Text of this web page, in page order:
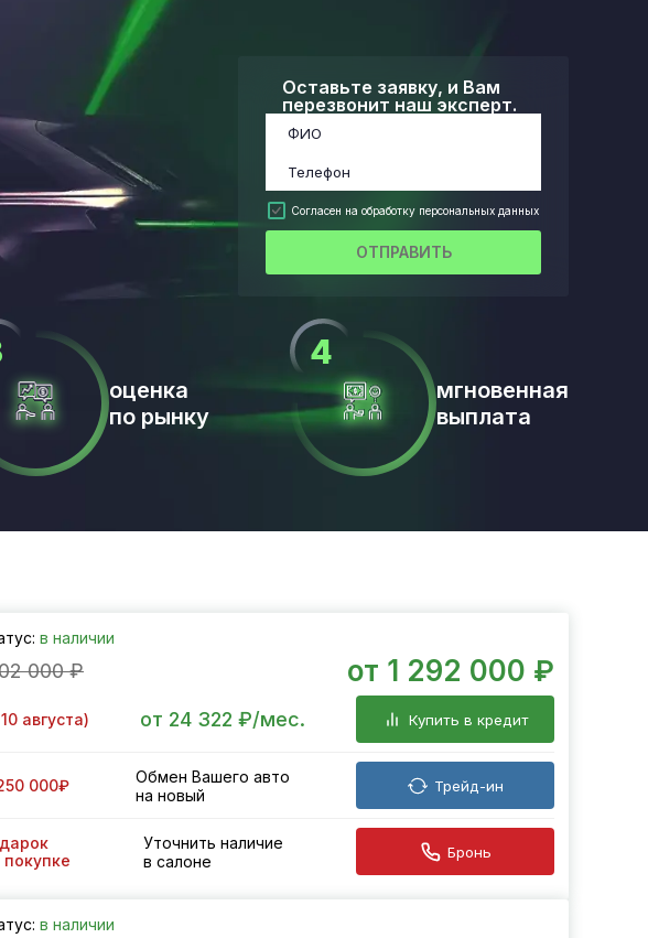
Оставьте заявку, и Вам
перезвонит наш эксперт.
Согласен на обработку персональных данных
ОТПРАВИТЬ
оценка
по рынку
мгновенная
выплата
в наличии
000 ₽ от 1 292 000 ₽
10 августа) от 24 322 ₽/мес. Купить в кредит
000₽
Обмен Вашего авто
на новый
Трейд-ин
покупке
Уточнить наличие
в салоне
Бронь
в наличии